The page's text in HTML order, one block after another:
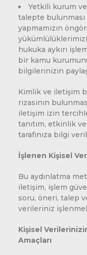
Yetkili kurum
talepte
yapmamızın
hukuka aykırı
bir kamu
bilgilerinizin
Kimlik ve iletişim
rızasının
iletişim izin
tanıtım, etkinlik
tarafınıza bilgi
İşlenen Kişisel
Bu aydınlatma
iletişim, işlem
soru, öneri, talep
verileriniz
Kişisel
Amaçları